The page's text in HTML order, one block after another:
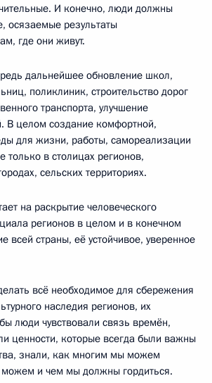
И конечно, люди должны
осязаемые результаты
где они живут.
дальнейшее обновление школ,
поликлиник, строительство дорог
транспорта, улучшение
В целом создание комфортной,
для жизни, работы, самореализации
только в столицах регионов,
сельских территориях.
на раскрытие человеческого
регионов в целом и в конечном
всей страны, её устойчивое, уверенное
всё необходимое для сбережения
наследия регионов, их
люди чувствовали связь времён,
ценности, которые всегда были важны
знали, как многим мы можем
можем и чем мы должны гордиться.